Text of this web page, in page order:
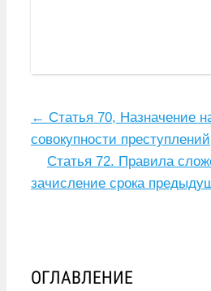
← Статья 70, Назначение
совокупности преступлений
Статья 72. Правила
зачисление срока
ОГЛАВЛЕНИЕ